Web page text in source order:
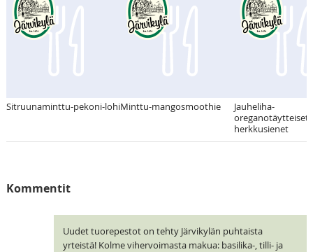
Sitruunaminttu-pekoni-lohiMinttu-mangosmoothie
Jauheliha-
oreganotäytteiset
herkkusienet
Kommentit
Uudet tuorepestot on tehty Järvikylän puhtaista
yrteistä! Kolme vihervoimasta makua: basilika-, tilli- ja